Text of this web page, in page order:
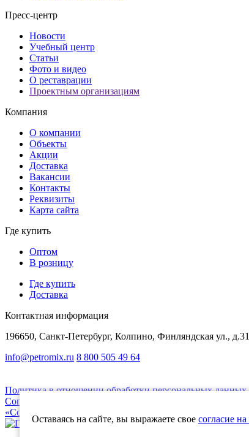
Оставаясь на сайте, вы выражаете свое согласие
Пресс-центр
Новости
Учебный центр
Статьи
Фото и видео
О реставрации
Проектным организациям
Компания
О компании
Объекты
Акции
Доставка
Вакансии
Контакты
Реквизиты
Карта сайта
Где купить
Оптом
В розницу
Где купить
Доставка
Контактная информация
196650, Санкт-Петербург, Колпино, Финляндская ул., д.31
info@petromix.ru 8 800 505 49 64
Политика в отношении обработки персональных данных
Согласие на обработку
«Cookie» и метрические данные